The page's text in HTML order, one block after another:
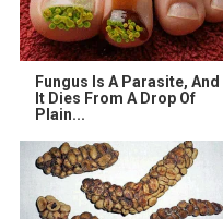
Fungus Is A Parasite, And
It Dies From A Drop Of
Plain...